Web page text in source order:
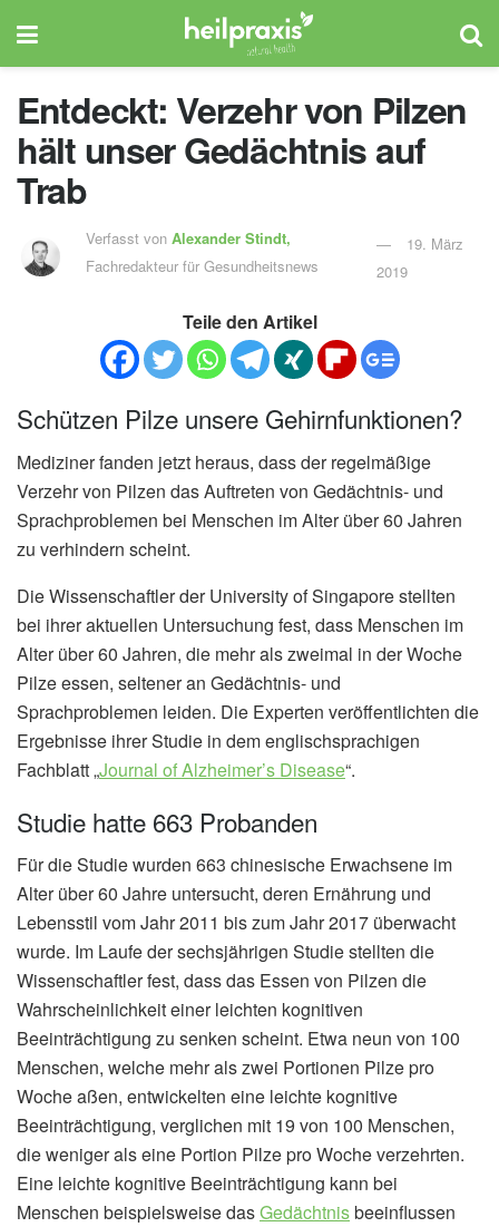
Entdeckt: Verzehr von Pilzen
hält unser Gedächtnis auf
Trab
Verfasst vonAlexander Stindt,
Fachredakteur für Gesundheitsnews
19. März
2019
Teile den Artikel
Schützen Pilze unsere Gehirnfunktionen?
Mediziner fanden jetzt heraus, dass der regelmäßige
Verzehr von Pilzen das Auftreten von Gedächtnis- und
Sprachproblemen bei Menschen im Alter über 60 Jahren
zu verhindern scheint.
Die Wissenschaftler der University of Singapore stellten
bei ihrer aktuellen Untersuchung fest, dass Menschen im
Alter über 60 Jahren, die mehr als zweimal in der Woche
Pilze essen, seltener an Gedächtnis- und
Sprachproblemen leiden. Die Experten veröffentlichten die
Ergebnisse ihrer Studie in dem englischsprachigen
Fachblatt „Journal of Alzheimer’s Disease“.
Studie hatte 663 Probanden
Für die Studie wurden 663 chinesische Erwachsene im
Alter über 60 Jahre untersucht, deren Ernährung und
Lebensstil vom Jahr 2011 bis zum Jahr 2017 überwacht
wurde. Im Laufe der sechsjährigen Studie stellten die
Wissenschaftler fest, dass das Essen von Pilzen die
Wahrscheinlichkeit einer leichten kognitiven
Beeinträchtigung zu senken scheint. Etwa neun von 100
Menschen, welche mehr als zwei Portionen Pilze pro
Woche aßen, entwickelten eine leichte kognitive
Beeinträchtigung, verglichen mit 19 von 100 Menschen,
die weniger als eine Portion Pilze pro Woche verzehrten.
Eine leichte kognitive Beeinträchtigung kann bei
Menschen beispielsweise dasGedächtnisbeeinflussen